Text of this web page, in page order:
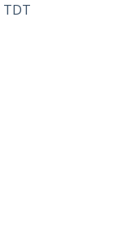
TDT